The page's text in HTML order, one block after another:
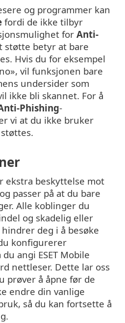
og programmer kan
fordi de ikke tilbyr
for Anti-
støtte betyr at bare
Hvis du for eksempel
vil funksjonen bare
undersider som
ikke bli skannet. For å
Phishing-
vi at du ikke bruker
ekstra beskyttelse mot
passer på at du bare
Alle koblinger du
og skadelig eller
deg i å besøke
konfigurerer
angi ESET Mobile
nettleser. Dette lar oss
prøver å åpne før de
endre din vanlige
så du kan fortsette å